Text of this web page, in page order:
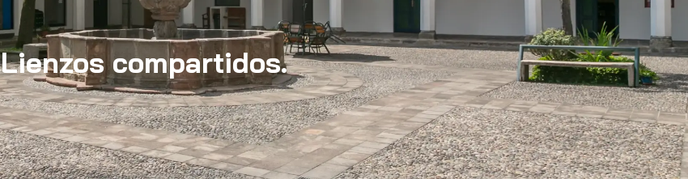
Lienzos compartidos.